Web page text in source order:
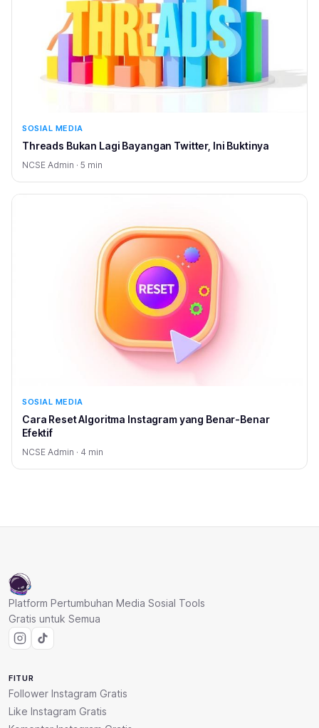
SOSIAL MEDIA
Threads Bukan Lagi Bayangan Twitter, Ini Buktinya
NCSE Admin · 5 min
SOSIAL MEDIA
Cara Reset Algoritma Instagram yang Benar-Benar
Efektif
NCSE Admin · 4 min
Platform Pertumbuhan Media Sosial Tools
Gratis untuk Semua
FITUR
Follower Instagram Gratis
Like Instagram Gratis